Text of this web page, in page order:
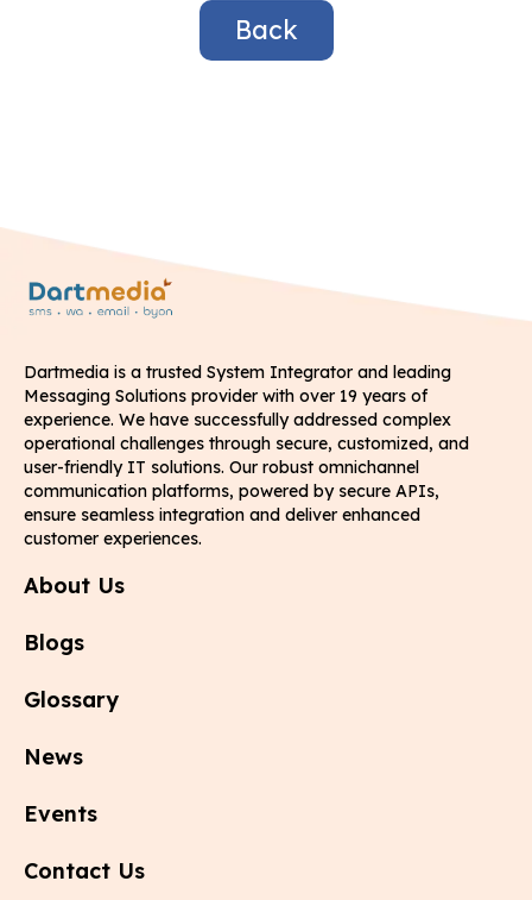
Back
Dartmedia is a trusted System Integrator and leading
Messaging Solutions provider with over 19 years of
experience. We have successfully addressed complex
operational challenges through secure, customized, and
user-friendly IT solutions. Our robust omnichannel
communication platforms, powered by secure APIs,
ensure seamless integration and deliver enhanced
customer experiences.
About Us
Blogs
Glossary
News
Events
Contact Us